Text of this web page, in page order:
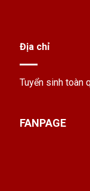
Địa chỉ
Tuyển sinh toàn
FANPAGE